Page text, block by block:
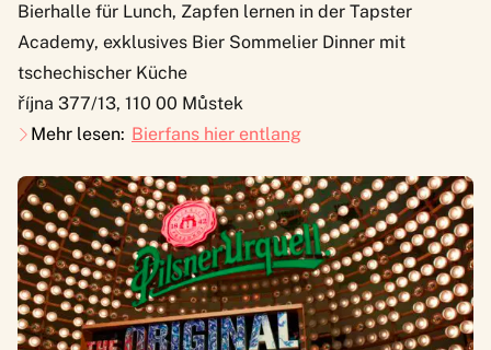
Bierhalle für Lunch, Zapfen lernen in der Tapster
Academy, exklusives Bier Sommelier Dinner mit
tschechischer Küche
října 377/13, 110 00 Můstek
Mehr lesen: Bierfans hier entlang